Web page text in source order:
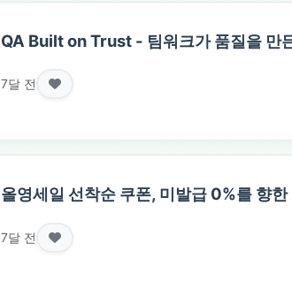
QA Built on Trust - 팀워크가 품질을 만
7달 전
올영세일 선착순 쿠폰, 미발급 0%를 향한
7달 전